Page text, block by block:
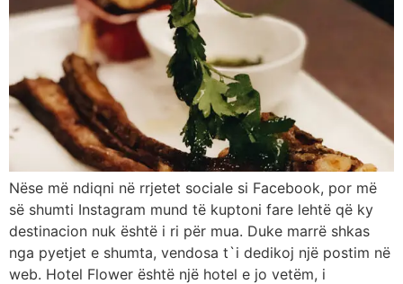
Nëse më ndiqni në rrjetet sociale si Facebook, por më
së shumti Instagram mund të kuptoni fare lehtë që ky
destinacion nuk është i ri për mua. Duke marrë shkas
nga pyetjet e shumta, vendosa t`i dedikoj një postim në
web. Hotel Flower është një hotel e jo vetëm, i